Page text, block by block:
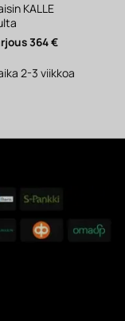
KALLE
€.
364€Nykyinen
364 €.
2-3 viikkoa